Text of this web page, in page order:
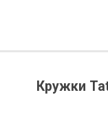
Кружки